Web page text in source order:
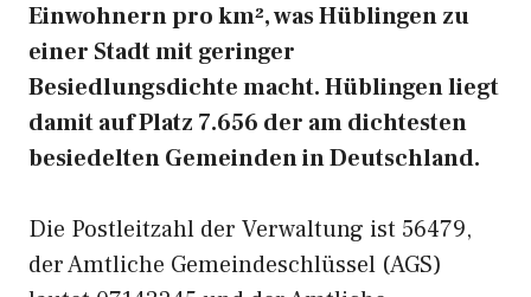
Einwohnern pro km², was Hüblingen zu
einer Stadt mit geringer
Besiedlungsdichte macht. Hüblingen liegt
damit auf Platz 7.656 der am dichtesten
besiedelten Gemeinden in Deutschland.
Die Postleitzahl der Verwaltung ist 56479,
der Amtliche Gemeindeschlüssel (AGS)